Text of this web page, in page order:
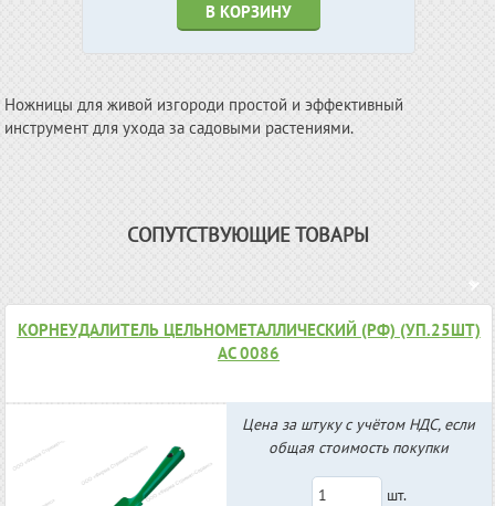
В КОРЗИНУ
Ножницы для живой изгороди простой и эффективный
инструмент для ухода за садовыми растениями.
СОПУТСТВУЮЩИЕ ТОВАРЫ
КОРНЕУДАЛИТЕЛЬ ЦЕЛЬНОМЕТАЛЛИЧЕСКИЙ (РФ) (УП.25ШТ)
АС 0086
Цена за штуку с учётом НДС, если
общая стоимость покупки
шт.